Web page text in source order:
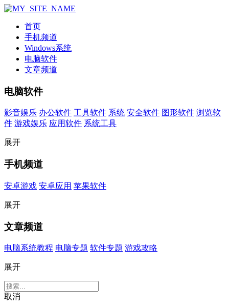
首页
手机频道
Windows系统
电脑软件
文章频道
电脑软件
影音娱乐 办公软件 工具软件 系统 安全软件 图形软件 浏览软
件 游戏娱乐 应用软件 系统工具
展开
手机频道
安卓游戏 安卓应用 苹果软件
展开
文章频道
电脑系统教程 电脑专题 软件专题 游戏攻略
展开
取消